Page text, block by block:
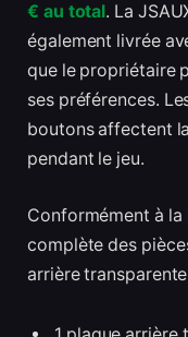
€ au total. La
également livrée
que le propriétaire
ses préférences.
boutons affectent
pendant le jeu.
Conformément à la
complète des
arrière